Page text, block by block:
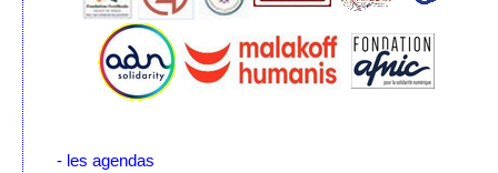
- les agendas